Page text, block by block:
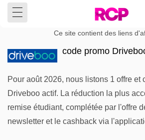
Ce site contient des liens
code promo
Pour août 2026, nous listons 1 offre et
Driveboo actif. La réduction la plus
remise étudiant, complétée par l'offre
newsletter et le cashback via